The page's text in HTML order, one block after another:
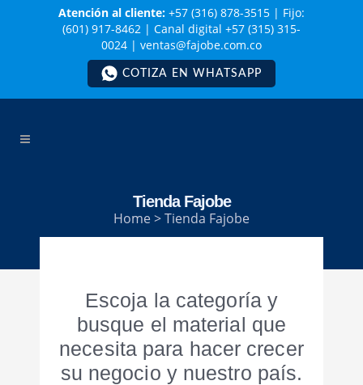
Atención al cliente: +57 (316) 878-3515 | Fijo:
(601) 917-8462 | Canal digital +57 (315) 315-
0024 | ventas@fajobe.com.co
COTIZA EN WHATSAPP
Tienda Fajobe
Home>Tienda Fajobe
Escoja la categoría y
busque el material que
necesita para hacer crecer
su negocio y nuestro país.